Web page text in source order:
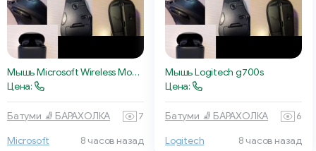
Мышь Microsoft Wireless Mobile Mouse 1850
Цена:
Батуми 🧦 БАРАХОЛКА 7
Microsoft 8 часов назад
Мышь Logitech g700s
Цена:
Батуми 🧦 БАРАХОЛКА 6
Logitech 8 часов назад